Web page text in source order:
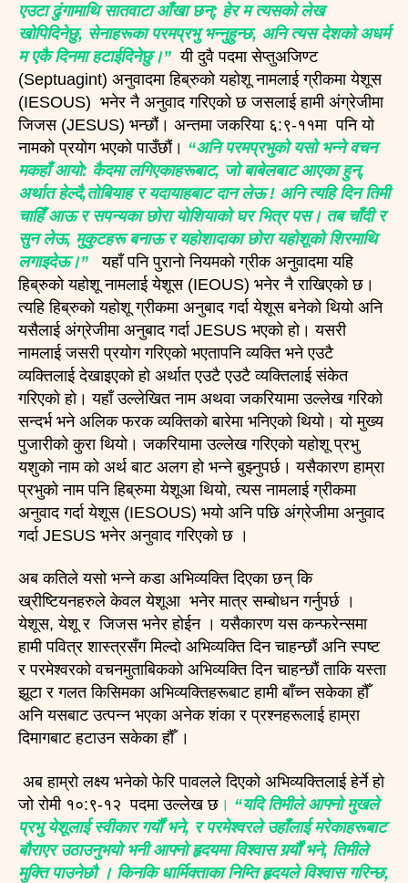
एउटा ढुंगामाथि सातवाटा आँखा छन्; हेर म त्यसको लेख
खोपिदिनेछु, सेनाहरूका परमप्रभु भन्नुहुन्छ, अनि त्यस देशको अधर्म
म एकै दिनमा हटाईदिनेछु।” यी दुवै पदमा सेप्तुअजिण्ट
(Septuagint) अनुवादमा हिब्रुको यहोशू नामलाई ग्रीकमा येशूस
(IESOUS) भनेर नै अनुवाद गरिएको छ जसलाई हामी अंग्रेजीमा
जिजस (JESUS) भन्छौं। अन्तमा जकरिया ६:९-११मा पनि यो
नामको प्रयोग भएको पाउँछौं। “अनि परमप्रभुको यसो भन्ने वचन
मकहाँ आयो: कैदमा लगिएकाहरूबाट, जो बाबेलबाट आएका हुन्,
अर्थात हेल्दै,तोबियाह र यदायाहबाट दान लेऊ ! अनि त्यहि दिन तिमी
चाहिँ आऊ र सपन्यका छोरा योशियाको घर भित्र पस। तब चाँदी र
सुन लेऊ, मुकुटहरू बनाऊ र यहोशादाका छोरा यहोशूको शिरमाथि
लगाइदेऊ।”
यहाँ पनि पुरानो नियमको ग्रीक अनुवादमा यहि
हिब्रुको यहोशू नामलाई येशूस (IEOUS) भनेर नै राखिएको छ।
त्यहि हिब्रुको यहोशू ग्रीकमा अनुबाद गर्दा येशूस बनेको थियो अनि
यसैलाई अंग्रेजीमा अनुबाद गर्दा JESUS भएको हो। यसरी
नामलाई जसरी प्रयोग गरिएको भएतापनि व्यक्ति भने एउटै
व्यक्तिलाई देखाइएको हो अर्थात एउटै एउटै व्यक्तिलाई संकेत
गरिएको हो। यहाँ उल्लेखित नाम अथवा जकरियामा उल्लेख गरिको
सन्दर्भ भने अलिक फरक व्यक्तिको बारेमा भनिएको थियो। यो मुख्य
पुजारीको कुरा थियो। जकरियामा उल्लेख गरिएको यहोशू प्रभु
यशुको नाम को अर्थ बाट अलग हो भन्ने बुझ्नुपर्छ। यसैकारण हाम्रा
प्रभुको नाम पनि हिब्रुमा येशूआ थियो, त्यस नामलाई ग्रीकमा
अनुवाद गर्दा येशूस (IESOUS) भयो अनि पछि अंग्रेजीमा अनुवाद
गर्दा JESUS भनेर अनुवाद गरिएको छ ।
अब कतिले यसो भन्ने कडा अभिव्यक्ति दिएका छन् कि
ख्रीष्टियनहरुले केवल येशूआ भनेर मात्र सम्बोधन गर्नुपर्छ ।
येशूस, येशू र जिजस भनेर होईन । यसैकारण यस कन्फरेन्समा
हामी पवित्र शास्त्रसँग मिल्दो अभिव्यक्ति दिन चाहन्छौं अनि स्पष्ट
र परमेश्वरको वचनमुताबिकको अभिव्यक्ति दिन चाहन्छौं ताकि यस्ता
झूटा र गलत किसिमका अभिव्यक्तिहरूबाट हामी बाँच्न सकेका हौँ
अनि यसबाट उत्पन्न भएका अनेक शंका र प्रश्नहरूलाई हाम्रा
दिमागबाट हटाउन सकेका हौँ ।
अब हाम्रो लक्ष्य भनेको फेरि पावलले दिएको अभिव्यक्तिलाई हेर्ने हो
जो रोमी १०:९-१२ पदमा उल्लेख छ । “यदि तिमीले आफ्नो मुखले
प्रभु येशूलाई स्वीकार गर्यौं भने, र परमेश्वरले उहाँलाई मरेकाहरूबाट
बौराएर उठाउनुभयो भनी आफ्नो हृदयमा विश्वास गर्र्यौं भने, तिमीले
मुक्ति पाउनेछौ । किनकि धार्मिक्ताका निम्ति हृदयले विश्वास गरिन्छ,